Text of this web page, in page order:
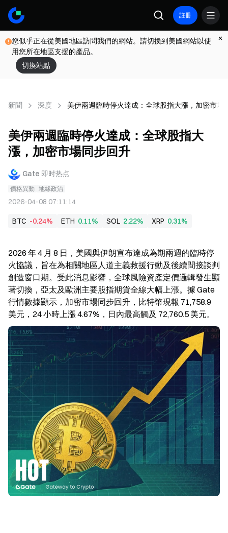
註冊
您似乎正在從美國地區訪問我們的網站。請切換到美國網站以使
用您所在地區支援的產品。
切換站點
新聞 深度 美伊兩週臨時停火達成：全球股指大漲，加密市場
美伊兩週臨時停火達成：全球股指大
漲，加密市場同步回升
Gate 即时热点
價格異動 地緣政治
2026-04-08 07:11:14
BTC -0.24% ETH 0.11% SOL 2.22% XRP 0.31%
2026 年 4 月 8 日，美國與伊朗宣布達成為期兩週的臨時停
火協議，旨在為相關地區人道主義救援行動及後續間接談判
創造窗口期。受此消息影響，全球風險資產定價邏輯發生顯
著切換，亞太及歐洲主要股指期貨全線大幅上漲。據 Gate
行情數據顯示，加密市場同步回升，比特幣現報 71,758.9